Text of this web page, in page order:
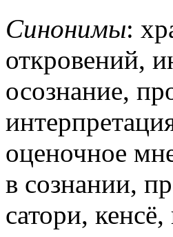
Синонимы:
откровений,
осознание,
оценочное
в сознании,
сатори,